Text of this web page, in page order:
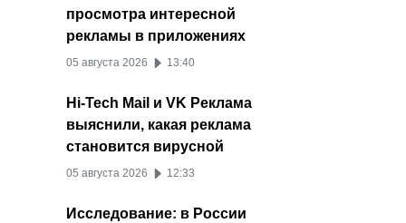
просмотра интересной
рекламы в приложениях
05 августа 2026 13:40
Hi-Tech Mail и VK Реклама
выяснили, какая реклама
становится вирусной
05 августа 2026 12:33
Исследование: в России